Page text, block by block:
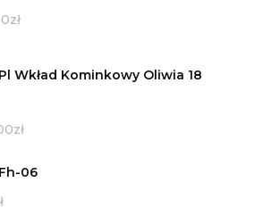
zł
Wkład Kominkowy Oliwia 18
zł
06